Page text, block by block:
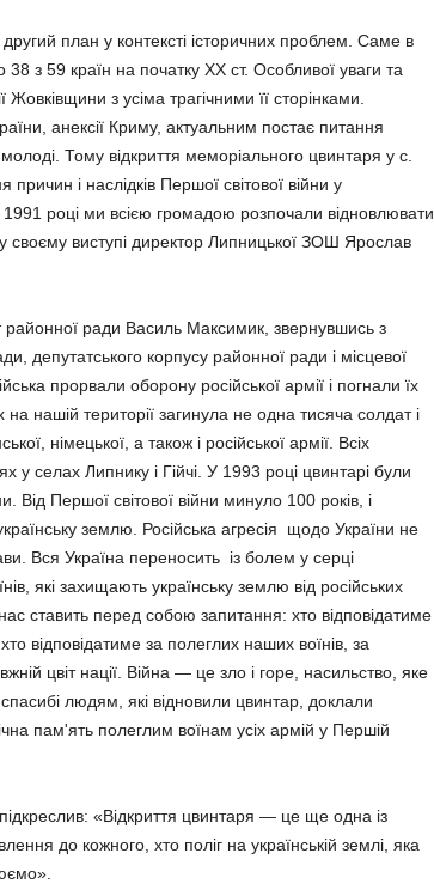
план у контексті історичних проблем. Саме в
з 59 країн на початку ХХ ст. Особливої уваги та
Жовківщини з усіма трагічними її сторінками.
анексії Криму, актуальним постає питання
Тому відкриття меморіального цвинтаря у с.
і наслідків Першої світової війни у
році ми всією громадою розпочали відновлювати
своєму виступі директор Липницької ЗОШ Ярослав
районної ради Василь Максимик, звернувшись з
депутатського корпусу районної ради і місцевої
прорвали оборону російської армії і погнали їх
нашій території загинула не одна тисяча солдат і
німецької, а також і російської армії. Всіх
у селах Липнику і Гійчі. У 1993 році цвинтарі були
Від Першої світової війни минуло 100 років, і
землю. Російська агресія щодо України не
Вся Україна переносить із болем у серці
які захищають українську землю від російських
ставить перед собою запитання: хто відповідатиме
відповідатиме за полеглих наших воїнів, за
цвіт нації. Війна — це зло і горе, насильство, яке
людям, які відновили цвинтар, доклали
пам'ять полеглим воїнам усіх армій у Першій
«Відкриття цвинтаря — це ще одна із
до кожного, хто поліг на українській землі, яка